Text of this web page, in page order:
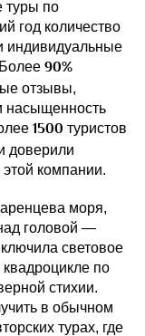
туры по
год количество
индивидуальные
90%
отзывы,
насыщенность
1500 туристов
доверили
компании.
моря,
головой —
световое
по
стихии.
в обычном
турах, где